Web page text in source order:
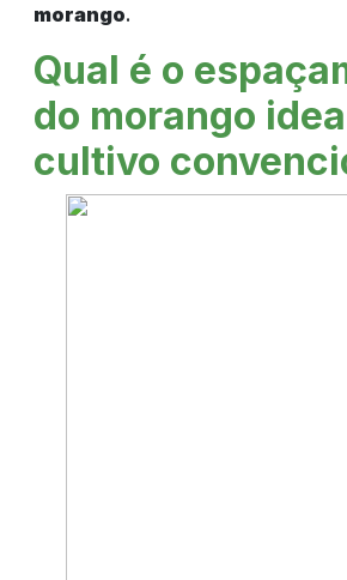
COMPRE
AGORA
morango.
Qual é o
do morango
cultivo